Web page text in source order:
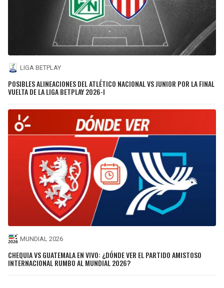
LIGA BETPLAY
POSIBLES ALINEACIONES DEL ATLÉTICO NACIONAL VS JUNIOR POR LA FINAL
VUELTA DE LA LIGA BETPLAY 2026-I
MUNDIAL 2026
CHEQUIA VS GUATEMALA EN VIVO: ¿DÓNDE VER EL PARTIDO AMISTOSO
INTERNACIONAL RUMBO AL MUNDIAL 2026?